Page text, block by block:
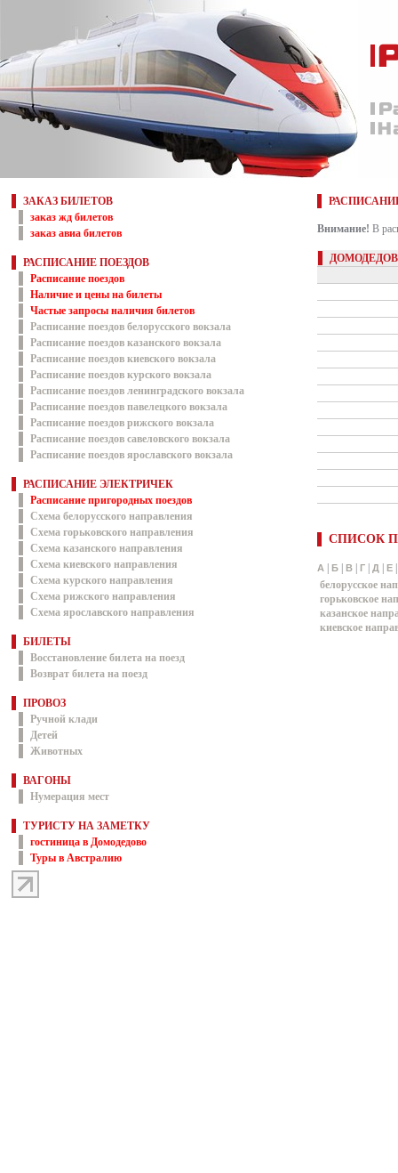
ЗАКАЗ БИЛЕТОВ
заказ жд билетов
заказ авиа билетов
РАСПИСАНИЕ ПОЕЗДОВ
Расписание поездов
Наличие и цены на билеты
Частые запросы наличия билетов
Расписание поездов белорусского вокзала
Расписание поездов казанского вокзала
Расписание поездов киевского вокзала
Расписание поездов курского вокзала
Расписание поездов ленинградского вокзала
Расписание поездов павелецкого вокзала
Расписание поездов рижского вокзала
Расписание поездов савеловского вокзала
Расписание поездов ярославского вокзала
РАСПИСАНИЕ ЭЛЕКТРИЧЕК
Расписание пригородных поездов
Схема белорусского направления
Схема горьковского направления
Схема казанского направления
Схема киевского направления
Схема курского направления
Схема рижского направления
Схема ярославского направления
БИЛЕТЫ
Восстановление билета на поезд
Возврат билета на поезд
ПРОВОЗ
Ручной клади
Детей
Животных
ВАГОНЫ
Нумерация мест
ТУРИСТУ НА ЗАМЕТКУ
гостиница в Домодедово
Туры в Австралию
Внимание! В
СПИСОК
А Б В Г Д Е
белорусское
горьковское
казанское
киевское